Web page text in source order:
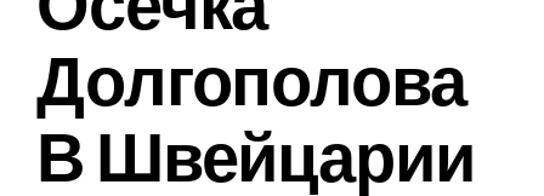
Долгополова
В Швейцарии